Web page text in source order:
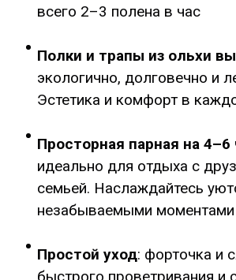
всего 2–3 полена в час
Полки и трапы из ольхи
экологично, долговечно и
Эстетика и комфорт в
Просторная парная на 4–6
идеально для отдыха с
семьей. Наслаждайтесь
незабываемыми моментами
Простой уход: форточка и